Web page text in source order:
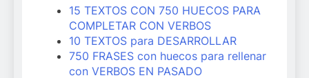
15 TEXTOS CON 750 HUECOS PARA
COMPLETAR CON VERBOS
10 TEXTOS para DESARROLLAR
750 FRASES con huecos para rellenar
con VERBOS EN PASADO